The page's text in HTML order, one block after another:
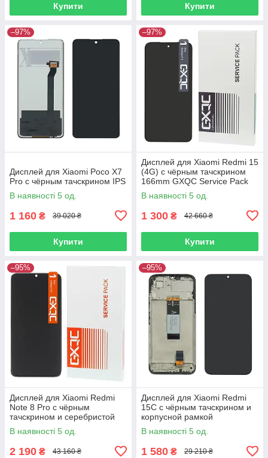
Купити Купити
–97%
Дисплей для Xiaomi Poco X7
Pro с чёрным тачскрином IPS
В наявності 5 од.
1 160 ₴ 39 020 ₴
Купити
–97%
Дисплей для Xiaomi Redmi 15
(4G) с чёрным тачскрином
166mm GXQC Service Pack
Original
В наявності 5 од.
1 300 ₴ 42 660 ₴
Купити
–95%
Дисплей для Xiaomi Redmi
Note 8 Pro с чёрным
тачскрином и серебристой
корпусной рамкой Service
Pack
В наявності 5 од.
2 190 ₴ 43 160 ₴
–95%
Дисплей для Xiaomi Redmi
15C с чёрным тачскрином и
корпусной рамкой
В наявності 5 од.
1 580 ₴ 29 210 ₴